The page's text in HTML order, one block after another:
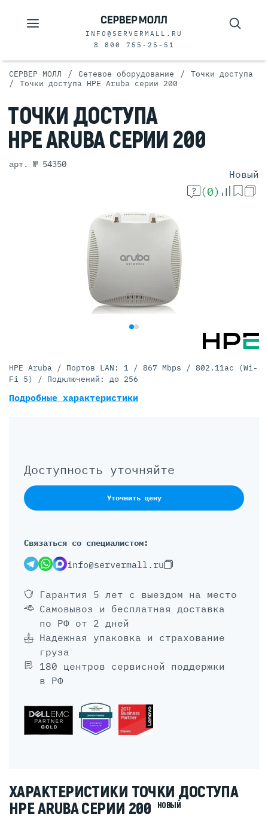
INFO@SERVERMALL.RU
8 800 755-25-51
СЕРВЕР МОЛЛ / Сетевое оборудование / Точки доступа
/ Точки доступа HPE Aruba серии 200
ТОЧКИ ДОСТУПА
HPE ARUBAСЕРИИ 200
арт. № 54350
Новый
(0)
Доступность уточняйте
Уточнить цену
Связаться со специалистом:
info@servermall.ru
Гарантия 5 лет с выездом на место
Самовывоз и бесплатная доставка
по РФ от 2 дней
Надежная упаковка и страхование
груза
180 центров сервисной поддержки
в РФ
HPE Aruba / Портов LAN: 1 / 867 Mbps / 802.11ac (Wi-
Fi 5) / Подключений: до 256
Подробные характеристики
ХАРАКТЕРИСТИКИ ТОЧКИ ДОСТУПА
HPE ARUBA СЕРИИ 200
НОВЫЙ